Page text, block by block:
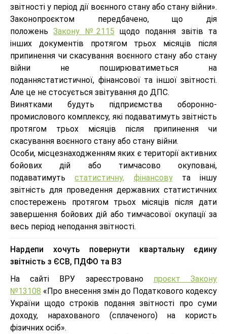
звітності у період дії воєнного стану або стану війни».
Законопроєктом передбачено, що дія
положеньЗакону №2115 щодо подання звітів та
інших документів протягом трьох місяців після
припинення чи скасування воєнного стану або стану
війни не поширюватиметься на
поданнястатистичної, фінансової та іншої звітності.
Але це не стосується звітування до ДПС.
Винятками будуть підприємства оборонно-
промислового комплексу, які подаватимуть звітність
протягом трьох місяців після припинення чи
скасування воєнного стану або стану війни.
Особи, місцезнаходженням яких є території активних
бойових дій або тимчасово окуповані,
подаватимутьстатистичну, фінансовута іншу
звітність для проведення державних статистичних
спостережень протягом трьох місяців після дати
завершення бойових дій або тимчасової окупації за
весь період неподання звітності.
Нардепи хочуть повернути квартальну єдину
звітність з ЄСВ, ПДФО та ВЗ
На сайті ВРУ зареєстровано проєкт Закону
№13108 «Про внесення змін до Податкового кодексу
України щодо строків подання звітності про суми
доходу, нарахованого (сплаченого) на користь
фізичних осіб».